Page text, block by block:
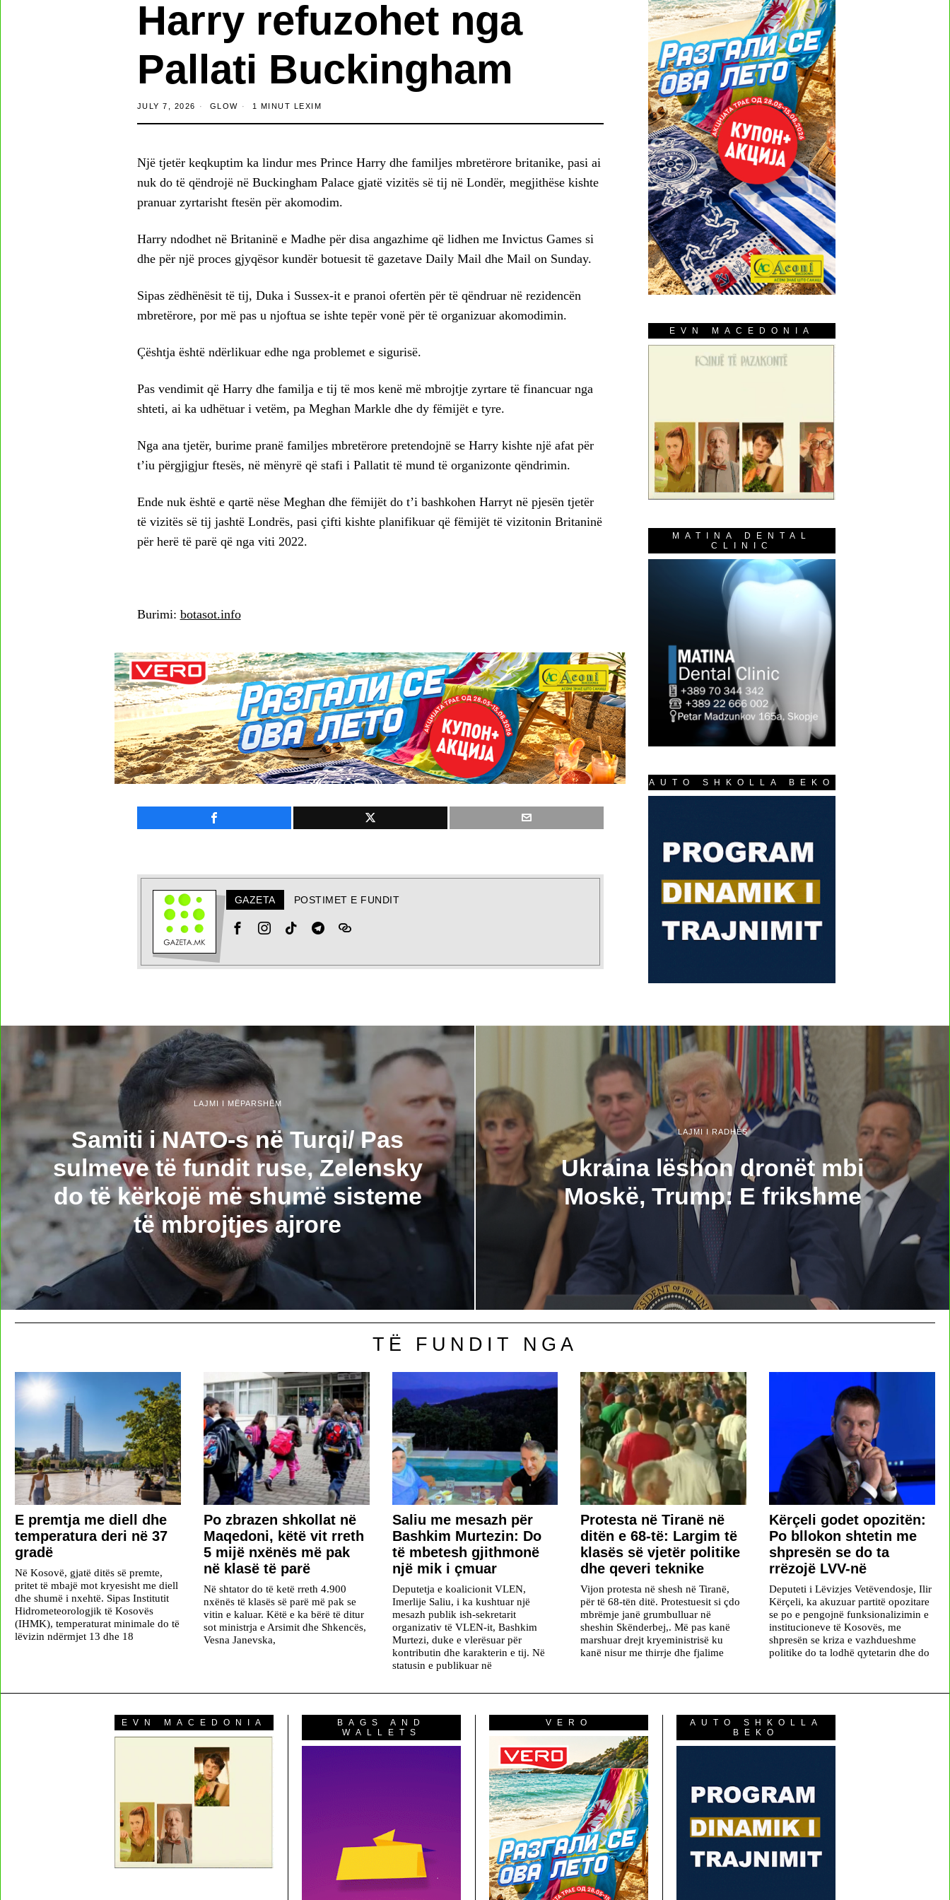
Harry refuzohet nga
Pallati Buckingham
JULY 7, 2026 GLOW 1 MINUT LEXIM
Një tjetër keqkuptim ka lindur mes Prince Harry dhe familjes mbretërore britanike, pasi ai
nuk do të qëndrojë në Buckingham Palace gjatë vizitës së tij në Londër, megjithëse kishte
pranuar zyrtarisht ftesën për akomodim.
Harry ndodhet në Britaninë e Madhe për disa angazhime që lidhen me Invictus Games si
dhe për një proces gjyqësor kundër botuesit të gazetave Daily Mail dhe Mail on Sunday.
Sipas zëdhënësit të tij, Duka i Sussex-it e pranoi ofertën për të qëndruar në rezidencën
mbretërore, por më pas u njoftua se ishte tepër vonë për të organizuar akomodimin.
Çështja është ndërlikuar edhe nga problemet e sigurisë.
Pas vendimit që Harry dhe familja e tij të mos kenë më mbrojtje zyrtare të financuar nga
shteti, ai ka udhëtuar i vetëm, pa Meghan Markle dhe dy fëmijët e tyre.
Nga ana tjetër, burime pranë familjes mbretërore pretendojnë se Harry kishte një afat për
t’iu përgjigjur ftesës, në mënyrë që stafi i Pallatit të mund të organizonte qëndrimin.
Ende nuk është e qartë nëse Meghan dhe fëmijët do t’i bashkohen Harryt në pjesën tjetër
të vizitës së tij jashtë Londrës, pasi çifti kishte planifikuar që fëmijët të vizitonin Britaninë
për herë të parë që nga viti 2022.
Burimi: botasot.info
GAZETA POSTIMET E FUNDIT
EVN MACEDONIA
MATINA DENTAL
CLINIC
AUTO SHKOLLA BEKO
LAJMI I MËPARSHËM
Samiti i NATO-s në Turqi/ Pas
sulmeve të fundit ruse, Zelensky
do të kërkojë më shumë sisteme
të mbrojtjes ajrore
LAJMI I RADHËS
Ukraina lëshon dronët mbi
Moskë, Trump: E frikshme
TË FUNDIT NGA
E premtja me diell dhe
temperatura deri në 37
gradë
Në Kosovë, gjatë ditës së premte,
pritet të mbajë mot kryesisht me diell
dhe shumë i nxehtë. Sipas Institutit
Hidrometeorologjik të Kosovës
(IHMK), temperaturat minimale do të
lëvizin ndërmjet 13 dhe 18
Po zbrazen shkollat në
Maqedoni, këtë vit rreth
5 mijë nxënës më pak
në klasë të parë
Në shtator do të ketë rreth 4.900
nxënës të klasës së parë më pak se
vitin e kaluar. Këtë e ka bërë të ditur
sot ministrja e Arsimit dhe Shkencës,
Vesna Janevska,
Saliu me mesazh për
Bashkim Murtezin: Do
të mbetesh gjithmonë
një mik i çmuar
Deputetja e koalicionit VLEN,
Imerlije Saliu, i ka kushtuar një
mesazh publik ish-sekretarit
organizativ të VLEN-it, Bashkim
Murtezi, duke e vlerësuar për
kontributin dhe karakterin e tij. Në
statusin e publikuar në
Protesta në Tiranë në
ditën e 68-të: Largim të
klasës së vjetër politike
dhe qeveri teknike
Vijon protesta në shesh në Tiranë,
për të 68-tën ditë. Protestuesit si çdo
mbrëmje janë grumbulluar në
sheshin Skënderbej,. Më pas kanë
marshuar drejt kryeministrisë ku
kanë nisur me thirrje dhe fjalime
Kërçeli godet opozitën:
Po bllokon shtetin me
shpresën se do ta
rrëzojë LVV-në
Deputeti i Lëvizjes Vetëvendosje, Ilir
Kërçeli, ka akuzuar partitë opozitare
se po e pengojnë funksionalizimin e
institucioneve të Kosovës, me
shpresën se kriza e vazhdueshme
politike do ta lodhë qytetarin dhe do
EVN MACEDONIA
BAGS AND
WALLETS
VERO
AUTO SHKOLLA
BEKO